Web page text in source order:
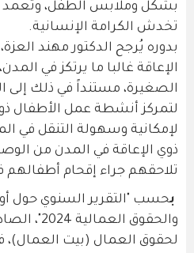
بشكل وملابس الطفل، وتعمد
تخدش الكرامة الإنسانية.
بدوره يُرجح الدكتور مهند
الإعاقة غالبا ما يرتكز في
الصغيرة، مستنداً في ذلك إلى
لتمركز أنشطة عمل الأطفال
لإمكانية وسهولة التنقل في
ذوي الإعاقة في المدن من
تلاحقهم جراء إقحام
بحسب "التقرير السنوي حول
والحقوق
لحقوق العمال (بيت العمال)،